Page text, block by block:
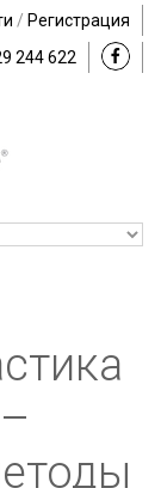
/ Регистрация
244 622